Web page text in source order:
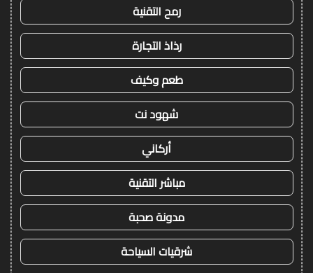
رمح التقنية
رذاذ التجارة
طعم وكيف
شهود نت
أركاني
مباشر التقنية
مدونة صحبة
شرقيات السياحة